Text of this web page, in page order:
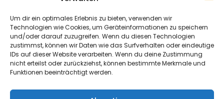
Um dir ein optimales Erlebnis zu bieten, verwenden wir
Technologien wie Cookies, um Geräteinformationen zu speichern
und/oder darauf zuzugreifen. Wenn du diesen Technologien
zustimmst, können wir Daten wie das Surfverhalten oder eindeutige
IDs auf dieser Website verarbeiten. Wenn du deine Zustimmung
nicht erteilst oder zurückziehst, können bestimmte Merkmale und
Funktionen beeinträchtigt werden.
META
Anmelden
Eintrags-Feed
Kommentar-Feed